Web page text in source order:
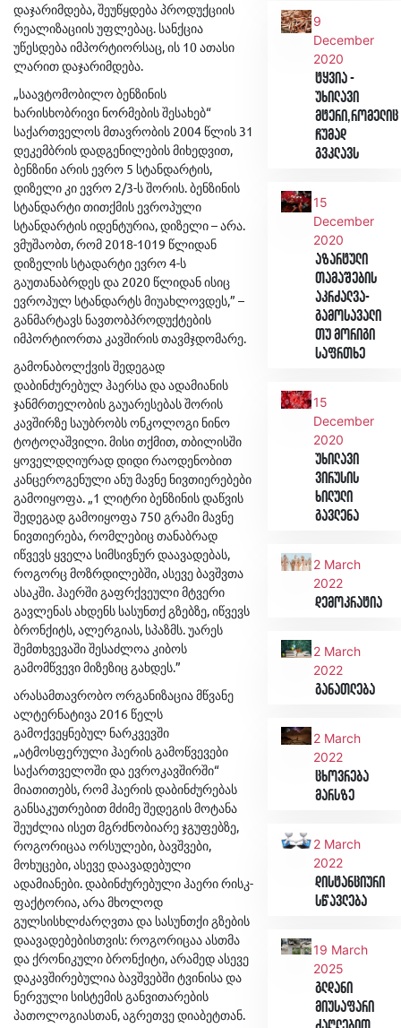
დაჯარიმდება, შეუწყდება პროდუქციის
რეალიზაციის უფლებაც. სანქცია
უწესდება იმპორტიორსაც, ის 10 ათასი
ლარით დაჯარიმდება.
„საავტომობილო ბენზინის
ხარისხობრივი ნორმების შესახებ“
საქართველოს მთავრობის 2004 წლის 31
დეკემბრის დადგენილების მიხედვით,
ბენზინი არის ევრო 5 სტანდარტის,
დიზელი კი ევრო 2/3-ს შორის. ბენზინის
სტანდარტი თითქმის ევროპული
სტანდარტის იდენტურია, დიზელი – არა.
ვმუშაობთ, რომ 2018-1019 წლიდან
დიზელის სტადარტი ევრო 4-ს
გაუთანაბრდეს და 2020 წლიდან ისიც
ევროპულ სტანდარტს მიუახლოვდეს,” –
განმარტავს ნავთობპროდუქტების
იმპორტიორთა კავშირის თავმჯდომარე.
გამონაბოლქვის შედეგად
დაბინძურებულ ჰაერსა და ადამიანის
ჯანმრთელობის გაუარესებას შორის
კავშირზე საუბრობს ონკოლოგი ნინო
ტოტოღაშვილი. მისი თქმით, თბილისში
ყოველდღიურად დიდი რაოდენობით
კანცეროგენული ანუ მავნე ნივთიერებები
გამოიყოფა. „1 ლიტრი ბენზინის დაწვის
შედეგად გამოიყოფა 750 გრამი მავნე
ნივთიერება, რომლებიც თანაბრად
იწვევს ყველა სიმსივნურ დაავადებას,
როგორც მოზრდილებში, ასევე ბავშვთა
ასაკში. ჰაერში გაფრქვეული მტვერი
გავლენას ახდენს სასუნთქ გზებზე, იწვევს
ბრონქიტს, ალერგიას, სპაზმს. უარეს
შემთხვევაში შესაძლოა კიბოს
გამომწვევი მიზეზიც გახდეს.”
არასამთავრობო ორგანიზაცია მწვანე
ალტერნატივა 2016 წელს
გამოქვეყნებულ ნარკვევში
„ატმოსფერული ჰაერის გამოწვევები
საქართველოში და ევროკავშირში“
მიათითებს, რომ ჰაერის დაბინძურებას
განსაკუთრებით მძიმე შედეგის მოტანა
შეუძლია ისეთ მგრძნობიარე ჯგუფებზე,
როგორიცაა ორსულები, ბავშვები,
მოხუცები, ასევე დაავადებული
ადამიანები. დაბინძურებული ჰაერი რისკ-
ფაქტორია, არა მხოლოდ
გულსისხლძარღვთა და სასუნთქი გზების
დაავადებებისთვის: როგორიცაა ასთმა
და ქრონიკული ბრონქიტი, არამედ ასევე
დაკავშირებულია ბავშვებში ტვინისა და
ნერვული სისტემის განვითარების
პათოლოგიასთან, აგრეთვე დიაბეტთან.
9
December
2020
ტყვია -
უხილავი
მტერი,რომელიც
ჩუმად
გვკლავს
15
December
2020
აზარტული
თამაშების
აკრძალვა-
გამოსავალი
თუ მორიგი
საფრთხე
15
December
2020
უხილავი
ვირუსის
ხილული
გავლენა
2 March
2022
დემოკრატია
2 March
2022
განათლება
2 March
2022
ცხოვრება
მარსზე
2 March
2022
დისტანციური
სწავლება
19 March
2025
გლდანი
მიუსაფარი